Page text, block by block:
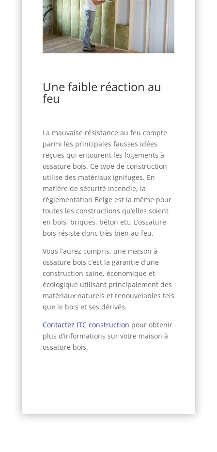
Une faible réaction au
feu
La mauvaise résistance au feu compte
parmi les principales fausses idées
reçues qui entourent les logements à
ossature bois. Ce type de construction
utilise des matériaux ignifuges. En
matière de sécurité incendie, la
réglementation Belge est la même pour
toutes les constructions qu’elles soient
en bois, briques, béton etc. L’ossature
bois résiste donc très bien au feu.
Vous l’aurez compris, une maison à
ossature bois c’est la garantie d’une
construction saine, économique et
écologique utilisant principalement des
matériaux naturels et renouvelables tels
que le bois et ses dérivés.
Contactez ITC construction pour obtenir
plus d’informations sur votre maison à
ossature bois.